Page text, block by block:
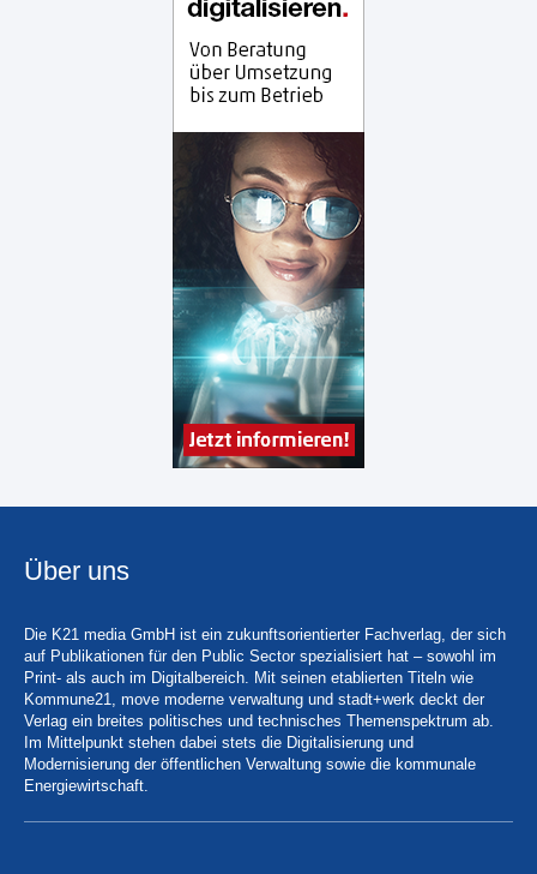
Über uns
Die K21 media GmbH ist ein zukunftsorientierter Fachverlag, der sich
auf Publikationen für den Public Sector spezialisiert hat – sowohl im
Print- als auch im Digitalbereich. Mit seinen etablierten Titeln wie
Kommune21, move moderne verwaltung und stadt+werk deckt der
Verlag ein breites politisches und technisches Themenspektrum ab.
Im Mittelpunkt stehen dabei stets die Digitalisierung und
Modernisierung der öffentlichen Verwaltung sowie die kommunale
Energiewirtschaft.